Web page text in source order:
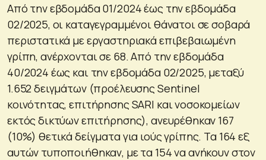
Από την εβδομάδα 01/2024 έως την εβδομάδα
02/2025, οι καταγεγραμμένοι θάνατοι σε σοβαρά
περιστατικά με εργαστηριακά επιβεβαιωμένη
γρίπη, ανέρχονται σε 68. Από την εβδομάδα
40/2024 έως και την εβδομάδα 02/2025, μεταξύ
1.652 δειγμάτων (προέλευσης Sentinel
κοινότητας, επιτήρησης SARI και νοσοκομείων
εκτός δικτύων επιτήρησης), ανευρέθηκαν 167
(10%) θετικά δείγματα για ιούς γρίπης. Τα 164 εξ
αυτών τυποποιήθηκαν, με τα 154 να ανήκουν στον